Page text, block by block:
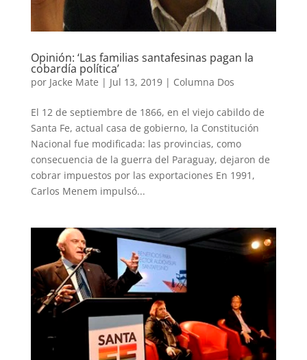
Opinión: ‘Las familias santafesinas pagan la
cobardía política’
por Jacke Mate | Jul 13, 2019| Columna Dos
El 12 de septiembre de 1866, en el viejo cabildo de
Santa Fe, actual casa de gobierno, la Constitución
Nacional fue modificada: las provincias, como
consecuencia de la guerra del Paraguay, dejaron de
cobrar impuestos por las exportaciones En 1991,
Carlos Menem impulsó...